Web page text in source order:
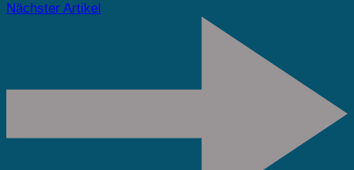
Nächster Artikel